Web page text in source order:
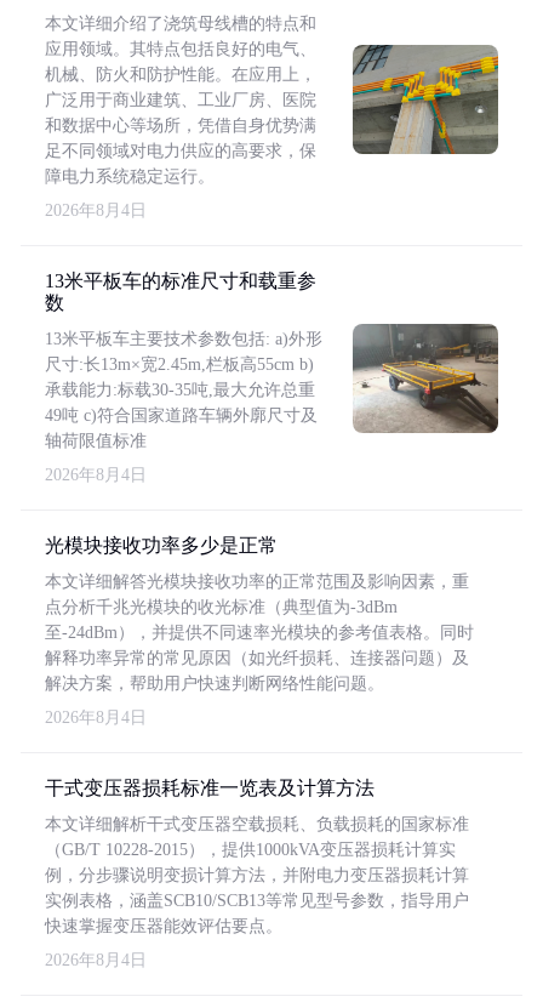
本文详细介绍了浇筑母线槽的特点和
应用领域。其特点包括良好的电气、
机械、防火和防护性能。在应用上，
广泛用于商业建筑、工业厂房、医院
和数据中心等场所，凭借自身优势满
足不同领域对电力供应的高要求，保
障电力系统稳定运行。
2026年8月4日
13米平板车的标准尺寸和载重参
数
13米平板车主要技术参数包括: a)外形
尺寸:长13m×宽2.45m,栏板高55cm b)
承载能力:标载30-35吨,最大允许总重
49吨 c)符合国家道路车辆外廓尺寸及
轴荷限值标准
2026年8月4日
光模块接收功率多少是正常
本文详细解答光模块接收功率的正常范围及影响因素，重
点分析千兆光模块的收光标准（典型值为-3dBm
至-24dBm），并提供不同速率光模块的参考值表格。同时
解释功率异常的常见原因（如光纤损耗、连接器问题）及
解决方案，帮助用户快速判断网络性能问题。
2026年8月4日
干式变压器损耗标准一览表及计算方法
本文详细解析干式变压器空载损耗、负载损耗的国家标准
（GB/T 10228-2015），提供1000kVA变压器损耗计算实
例，分步骤说明变损计算方法，并附电力变压器损耗计算
实例表格，涵盖SCB10/SCB13等常见型号参数，指导用户
快速掌握变压器能效评估要点。
2026年8月4日